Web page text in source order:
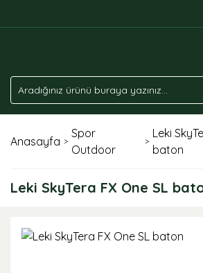
Anasayfa
Spor
Outdoor
Leki
baton
Leki SkyTera FX One SL